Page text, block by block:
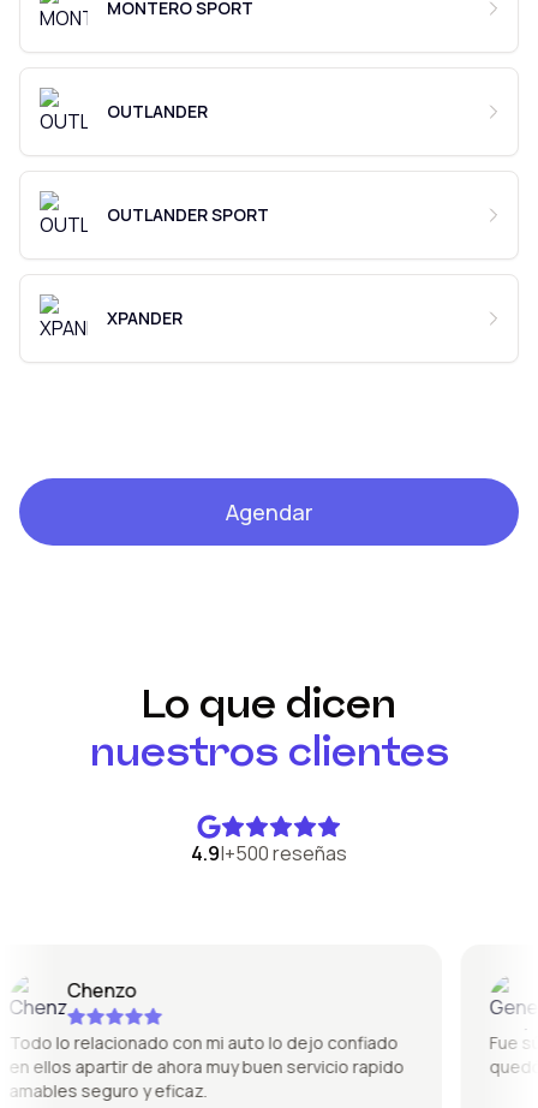
MONTERO SPORT
OUTLANDER
OUTLANDER SPORT
XPANDER
Agendar
Lo que dicen
nuestros clientes
4.9|+500 reseñas
Chenzo
lo relacionado con mi auto lo dejo confiado
ellos apartir de ahora muy buen servicio rapido
seguro y eficaz.
Fue
quedó